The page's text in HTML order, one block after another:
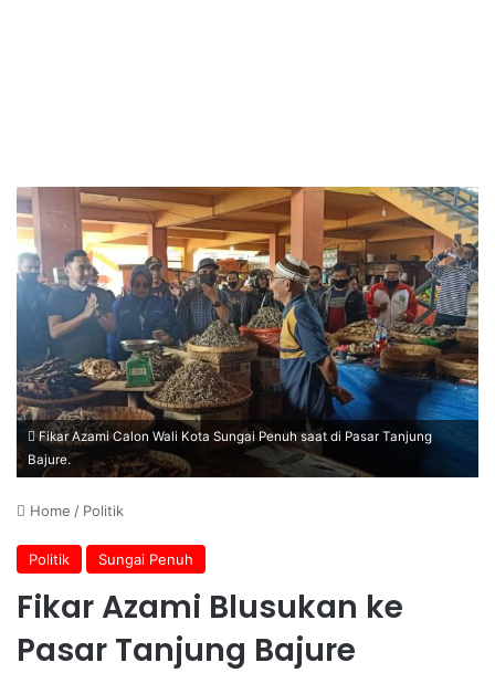
Fikar Azami Calon Wali Kota Sungai Penuh saat di Pasar Tanjung
Bajure.
Home / Politik
Politik Sungai Penuh
Fikar Azami Blusukan ke
Pasar Tanjung Bajure